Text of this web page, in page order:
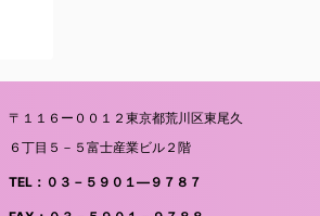
〒１１６ー００１２東京都荒川区東尾久
６丁目５－５富士産業ビル２階
TEL：０３－５９０１―９７８７